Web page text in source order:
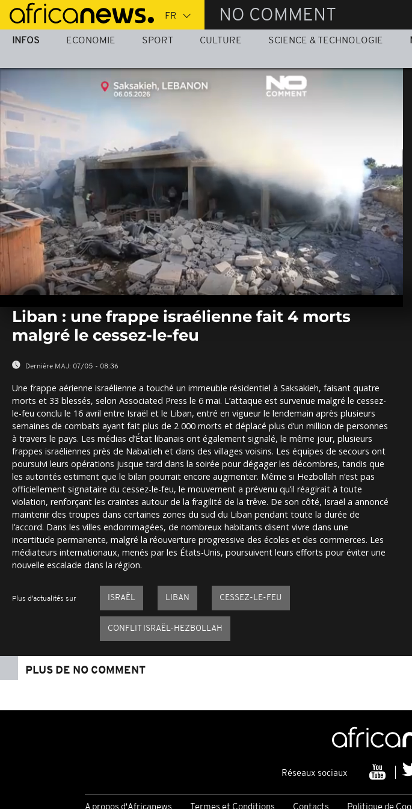
Passer
au
contenu
NO COMMENT
INFOS ECONOMIE SPORT CULTURE SCIENCE & TECHNOLOGIE
seconds
secondsVolume
Liban : une frappe israélienne fait 4 morts
malgré le cessez-le-feu
Dernière MAJ: 07/05 - 08:36
Une frappe aérienne israélienne a touché un immeuble résidentiel à Saksakieh, faisant quatre
morts et 33 blessés, selon Associated Press le 6 mai. L’attaque est survenue malgré le cessez-
le-feu conclu le 16 avril entre Israël et le Liban, entré en vigueur le lendemain après plusieurs
semaines de combats ayant fait plus de 2 000 morts et déplacé plus d’un million de personnes
à travers le pays. Les médias d’État libanais ont également signalé, le même jour, plusieurs
frappes israéliennes près de Nabatieh et dans des villages voisins. Les équipes de secours ont
poursuivi leurs opérations jusque tard dans la soirée pour dégager les décombres, tandis que
les autorités estiment que le bilan pourrait encore augmenter. Même si Hezbollah n’est pas
officiellement signataire du cessez-le-feu, le mouvement a prévenu qu’il réagirait à toute
violation, renforçant les craintes autour de la fragilité de la trêve. De son côté, Israël a annoncé
maintenir des troupes dans certaines zones du sud du Liban pendant toute la durée de
l’accord. Dans les villes endommagées, de nombreux habitants disent vivre dans une
incertitude permanente, malgré la réouverture progressive des écoles et des commerces. Les
médiateurs internationaux, menés par les États-Unis, poursuivent leurs efforts pour éviter une
nouvelle escalade dans la région.
Plus d'actualités sur ISRAËL LIBAN CESSEZ-LE-FEU
CONFLIT ISRAËL-HEZBOLLAH
PLUS DE NO COMMENT
Réseaux sociaux